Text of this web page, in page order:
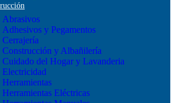
Abrasivos
Adhesivos y Pegamentos
Cerrajería
Construcción y Albañilería
Cuidado del Hogar y Lavanderia
Electricidad
Herramientas
Herramientas Eléctricas